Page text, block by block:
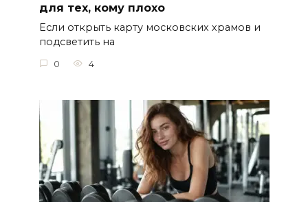
для тех, кому плохо
Если открыть карту московских храмов и
подсветить на
0 4